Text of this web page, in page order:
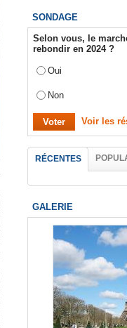
SONDAGE
Selon vous, le
rebondir en 2024 ?
Oui
Non
Voir les
RÉCENTES
GALERIE